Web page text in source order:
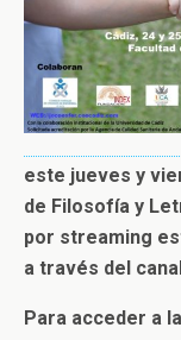
este jueves y
de Filosofía y
por streaming
a través del
Para acceder a